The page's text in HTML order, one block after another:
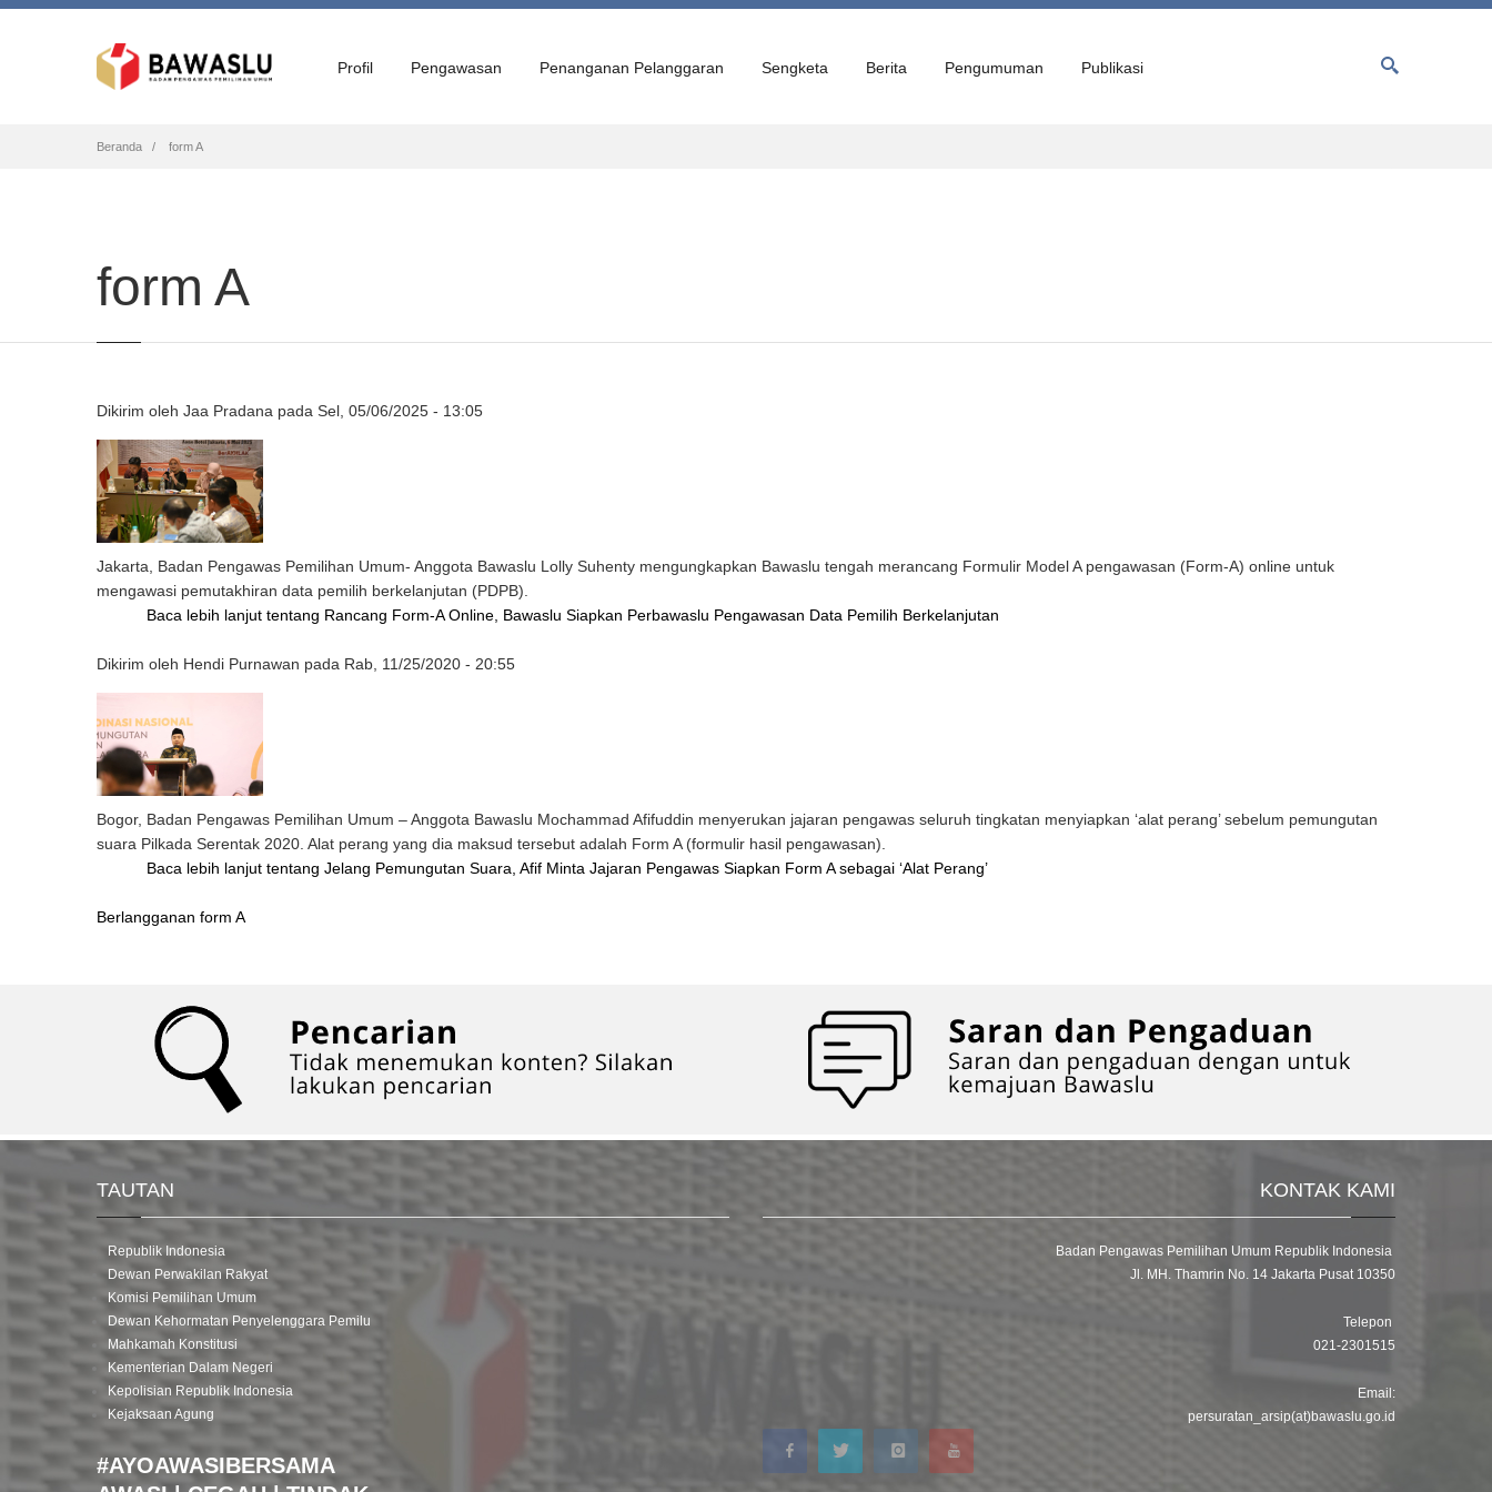
Profil Pengawasan Penanganan Pelanggaran Sengketa Berita Pengumuman Publikasi
Breadcrumb
Beranda form A
form A
Dikirim oleh Jaa Pradana pada Sel, 05/06/2025 - 13:05
Jakarta, Badan Pengawas Pemilihan Umum- Anggota Bawaslu Lolly Suhenty mengungkapkan Bawaslu tengah merancang Formulir Model A pengawasan (Form-A) online untuk
mengawasi pemutakhiran data pemilih berkelanjutan (PDPB).
Baca lebih lanjut tentang Rancang Form-A Online, Bawaslu Siapkan Perbawaslu Pengawasan Data Pemilih Berkelanjutan
Dikirim oleh Hendi Purnawan pada Rab, 11/25/2020 - 20:55
Bogor, Badan Pengawas Pemilihan Umum – Anggota Bawaslu Mochammad Afifuddin menyerukan jajaran pengawas seluruh tingkatan menyiapkan ‘alat perang’ sebelum pemungutan
suara Pilkada Serentak 2020. Alat perang yang dia maksud tersebut adalah Form A (formulir hasil pengawasan).
Baca lebih lanjut tentang Jelang Pemungutan Suara, Afif Minta Jajaran Pengawas Siapkan Form A sebagai ‘Alat Perang’
Berlangganan form A
TAUTAN
Republik Indonesia
Dewan Perwakilan Rakyat
Komisi Pemilihan Umum
Dewan Kehormatan Penyelenggara Pemilu
Mahkamah Konstitusi
Kementerian Dalam Negeri
Kepolisian Republik Indonesia
Kejaksaan Agung
#AYOAWASIBERSAMA
KONTAK KAMI
Badan Pengawas Pemilihan Umum Republik Indonesia
Jl. MH. Thamrin No. 14 Jakarta Pusat 10350
Telepon
021-2301515
Email:
persuratan_arsip(at)bawaslu.go.id